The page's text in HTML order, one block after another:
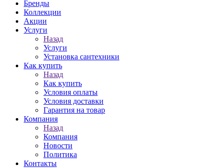
Бренды
Коллекции
Акции
Услуги
Назад
Услуги
Установка сантехники
Как купить
Назад
Как купить
Условия оплаты
Условия доставки
Гарантия на товар
Компания
Назад
Компания
Новости
Политика
Контакты